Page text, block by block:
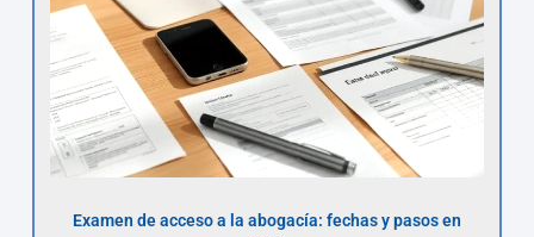
Examen de acceso a la abogacía: fechas y pasos en